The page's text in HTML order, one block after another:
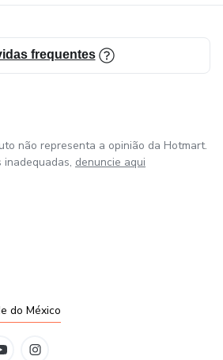
frequentes
não representa a opinião da Hotmart.
inadequadas, denuncie aqui
do México